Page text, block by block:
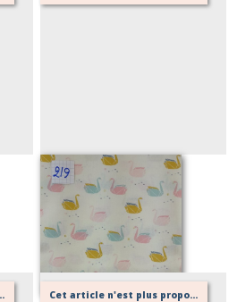
219
Sur demande
principal ou contactez moi! Cet article n'est plus proposé, retournez au menu principal ou contactez moi!